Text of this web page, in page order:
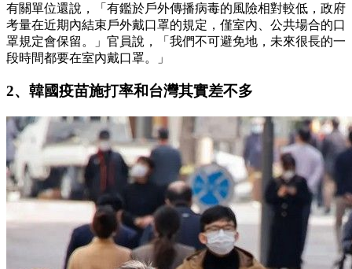
有關單位還說，「有鑑於戶外傳播病毒的風險相對較低，政府
考量在近期內結束戶外戴口罩的規定，僅室內、公共場合的口
罩規定會保留。」官員說，「我們不可避免地，未來很長的一
段時間都要在室內戴口罩。」
2、韓國疫苗施打率和台灣其實差不多